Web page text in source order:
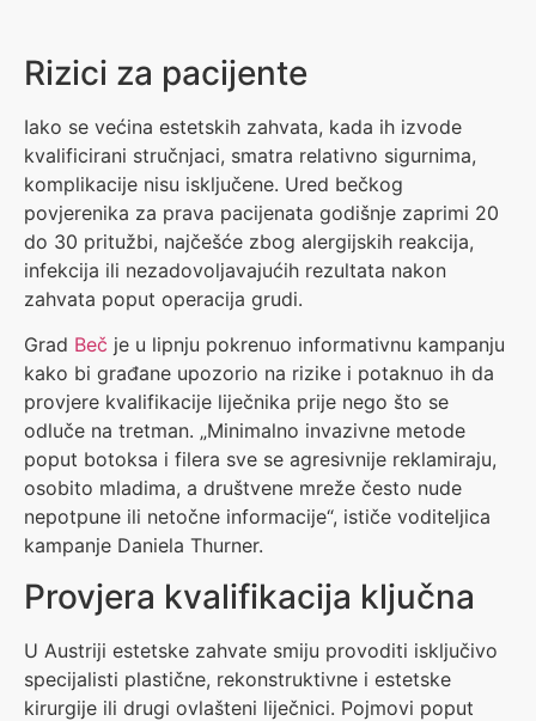
Rizici za pacijente
Iako se većina estetskih zahvata, kada ih izvode
kvalificirani stručnjaci, smatra relativno sigurnima,
komplikacije nisu isključene. Ured bečkog
povjerenika za prava pacijenata godišnje zaprimi 20
do 30 pritužbi, najčešće zbog alergijskih reakcija,
infekcija ili nezadovoljavajućih rezultata nakon
zahvata poput operacija grudi.
Grad Beč je u lipnju pokrenuo informativnu kampanju
kako bi građane upozorio na rizike i potaknuo ih da
provjere kvalifikacije liječnika prije nego što se
odluče na tretman. „Minimalno invazivne metode
poput botoksa i filera sve se agresivnije reklamiraju,
osobito mladima, a društvene mreže često nude
nepotpune ili netočne informacije“, ističe voditeljica
kampanje Daniela Thurner.
Provjera kvalifikacija ključna
U Austriji estetske zahvate smiju provoditi isključivo
specijalisti plastične, rekonstruktivne i estetske
kirurgije ili drugi ovlašteni liječnici. Pojmovi poput